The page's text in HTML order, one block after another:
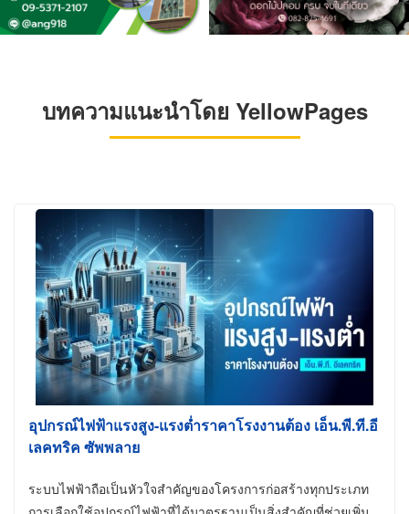
บทความแนะนำโดย YellowPages
อุปกรณ์ไฟฟ้าแรงสูง-แรงต่ำราคาโรงงานต้อง เอ็น.พี.ที.อี
เลคทริค ซัพพลาย
ระบบไฟฟ้าถือเป็นหัวใจสำคัญของโครงการก่อสร้างทุกประเภท